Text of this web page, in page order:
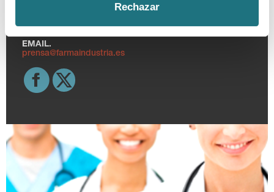
Rechazar
915 159 350
EMAIL.
prensa@farmaindustria.es